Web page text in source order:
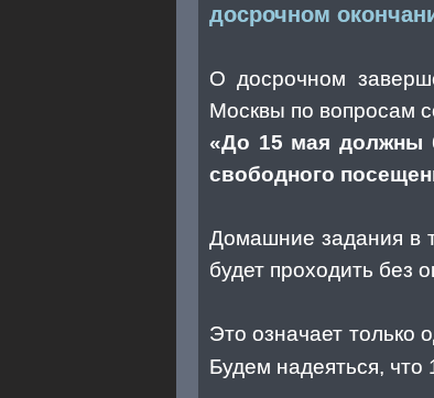
досрочном
О досрочном
Москвы по вопросам
«До 15 мая должны
свободного
Домашние задания в
будет проходить без
Это означает только
Будем надеяться, что